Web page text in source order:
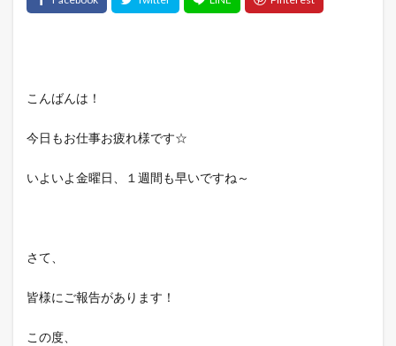
こんばんは！
今日もお仕事お疲れ様です☆
いよいよ金曜日、１週間も早いですね～
さて、
皆様にご報告があります！
この度、